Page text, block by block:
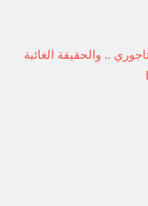
.. والحقيقة الغائبة